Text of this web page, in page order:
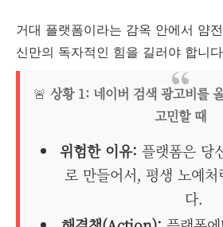
거대 플랫폼이라는 감옥 안에서 얌
신만의 독자적인 힘을 길러야 합니
🚨 상황 1: 네이버 검색 광고비를
고민할 때
위험한 이유: 플랫폼은 당
로 만들어서, 평생 노예
다.